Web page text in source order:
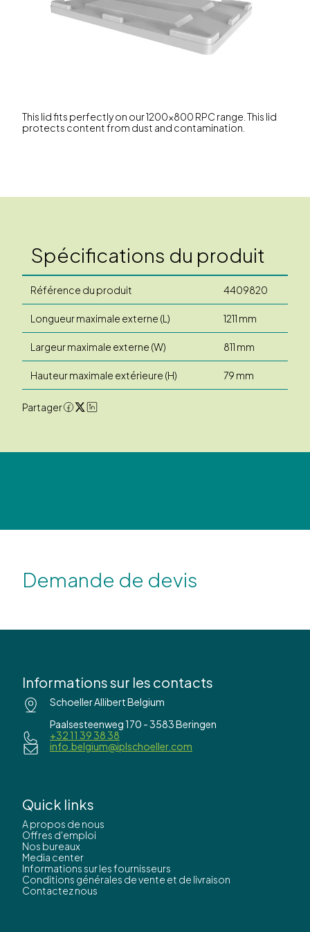
This lid fits perfectly on our 1200x800 RPC range. This lid
protects content from dust and contamination.
Spécifications du produit
Référence du produit 4409820
Longueur maximale externe (L) 1211 mm
Largeur maximale externe (W) 811 mm
Hauteur maximale extérieure (H) 79 mm
Partager
Demande de devis
Informations sur les contacts
Schoeller Allibert Belgium
Paalsesteenweg 170 - 3583 Beringen
+32 11 39 38 38
info.belgium@iplschoeller.com
Quick links
A propos de nous
Offres d'emploi
Nos bureaux
Media center
Informations sur les fournisseurs
Conditions générales de vente et de livraison
Contactez nous